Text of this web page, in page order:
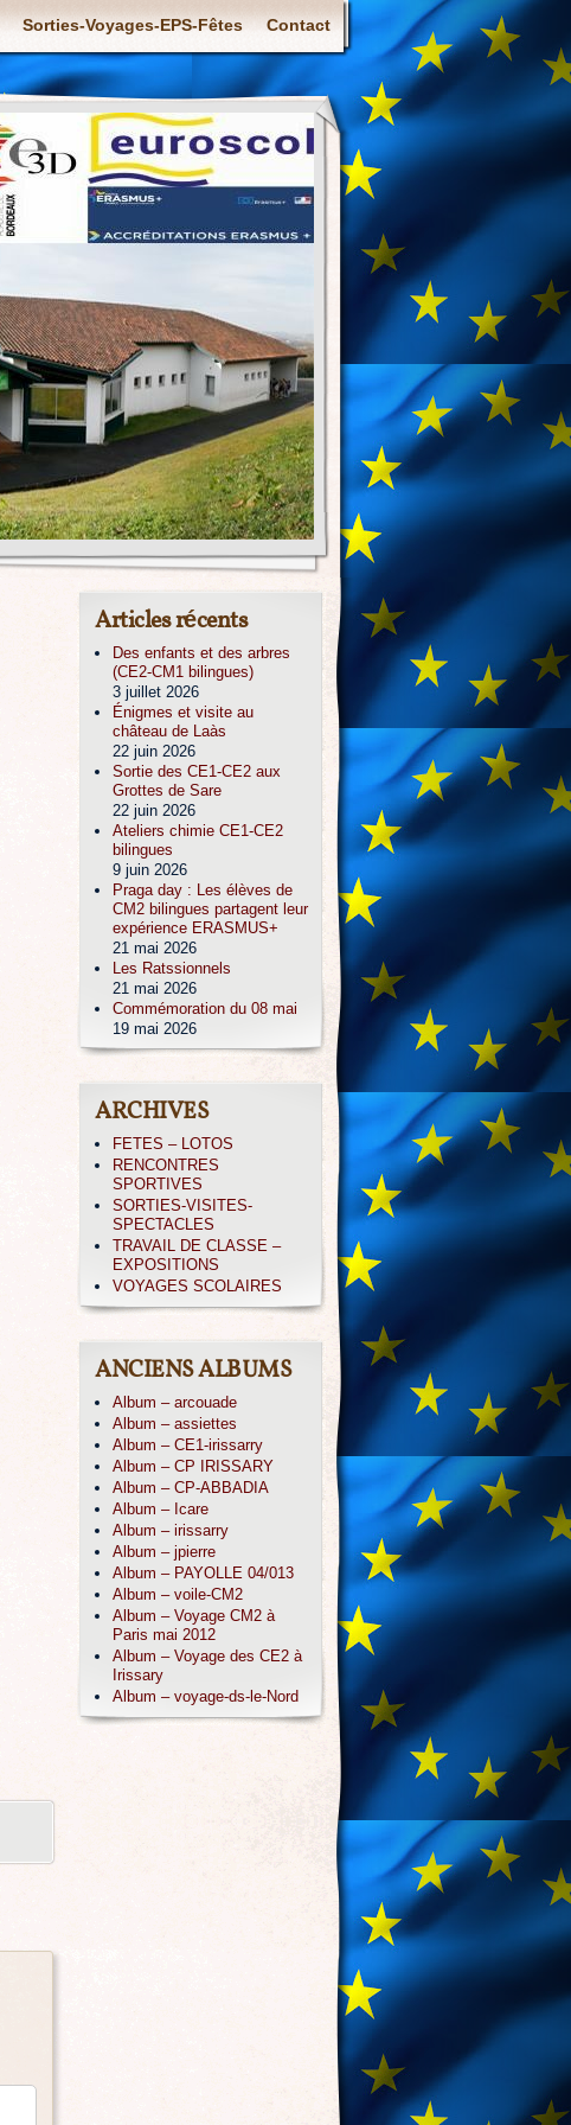
Sorties-Voyages-EPS-Fêtes Contact
Articles récents
Des enfants et des arbres
(CE2-CM1 bilingues)
3 juillet 2026
Énigmes et visite au
château de Laàs
22 juin 2026
Sortie des CE1-CE2 aux
Grottes de Sare
22 juin 2026
Ateliers chimie CE1-CE2
bilingues
9 juin 2026
Praga day : Les élèves de
CM2 bilingues partagent leur
expérience ERASMUS+
21 mai 2026
Les Ratssionnels
21 mai 2026
Commémoration du 08 mai
19 mai 2026
ARCHIVES
FETES – LOTOS
RENCONTRES
SPORTIVES
SORTIES-VISITES-
SPECTACLES
TRAVAIL DE CLASSE –
EXPOSITIONS
VOYAGES SCOLAIRES
ANCIENS ALBUMS
Album – arcouade
Album – assiettes
Album – CE1-irissarry
Album – CP IRISSARY
Album – CP-ABBADIA
Album – Icare
Album – irissarry
Album – jpierre
Album – PAYOLLE 04/013
Album – voile-CM2
Album – Voyage CM2 à
Paris mai 2012
Album – Voyage des CE2 à
Irissary
Album – voyage-ds-le-Nord